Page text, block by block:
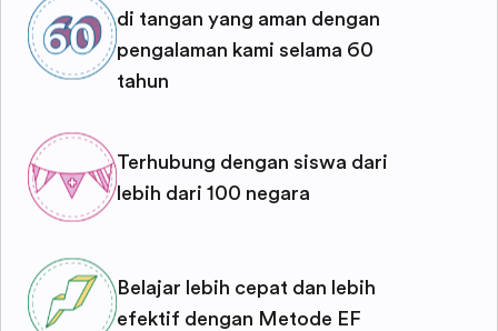
di tangan yang aman dengan
pengalaman kami selama 60
tahun
Terhubung dengan siswa dari
lebih dari 100 negara
Belajar lebih cepat dan lebih
efektif dengan Metode EF